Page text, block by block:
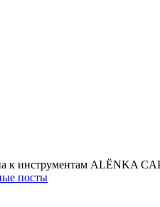
к инструментам ALЁNKA
посты